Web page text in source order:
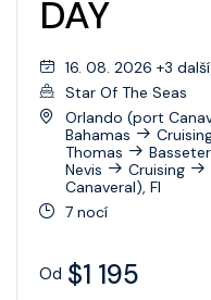
Celebrity Xperience
DAY
16. 08. 2026 +3
Star Of The Seas
Orlando (port
Bahamas
Thomas
Nevis
Cruising
Canaveral), Fl
7 nocí
Od $1 195